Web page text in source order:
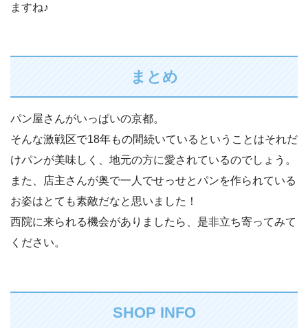
ますね♪
まとめ
パン屋さんがいっぱいの京都。
そんな激戦区で18年もの間続いているということはそれだ
けパンが美味しく、地元の方に愛されているのでしょう。
また、店主さんが奥で一人でせっせとパンを作られている
お姿はとても素敵だなと思いました！
西院に来られる機会がありましたら、是非立ち寄ってみて
ください。
SHOP INFO